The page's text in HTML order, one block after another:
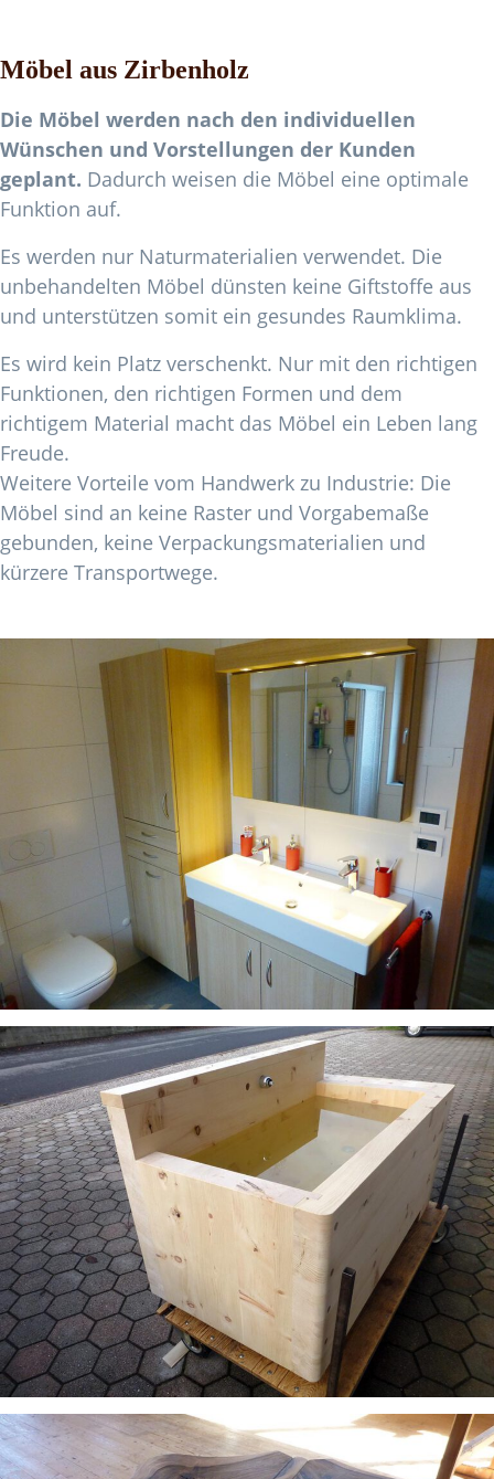
Möbel aus Zirbenholz
Die Möbel werden nach den individuellen
Wünschen und Vorstellungen der Kunden
geplant. Dadurch weisen die Möbel eine optimale
Funktion auf.
Es werden nur Naturmaterialien verwendet. Die
unbehandelten Möbel dünsten keine Giftstoffe aus
und unterstützen somit ein gesundes Raumklima.
Es wird kein Platz verschenkt. Nur mit den richtigen
Funktionen, den richtigen Formen und dem
richtigem Material macht das Möbel ein Leben lang
Freude.
Weitere Vorteile vom Handwerk zu Industrie: Die
Möbel sind an keine Raster und Vorgabemaße
gebunden, keine Verpackungsmaterialien und
kürzere Transportwege.